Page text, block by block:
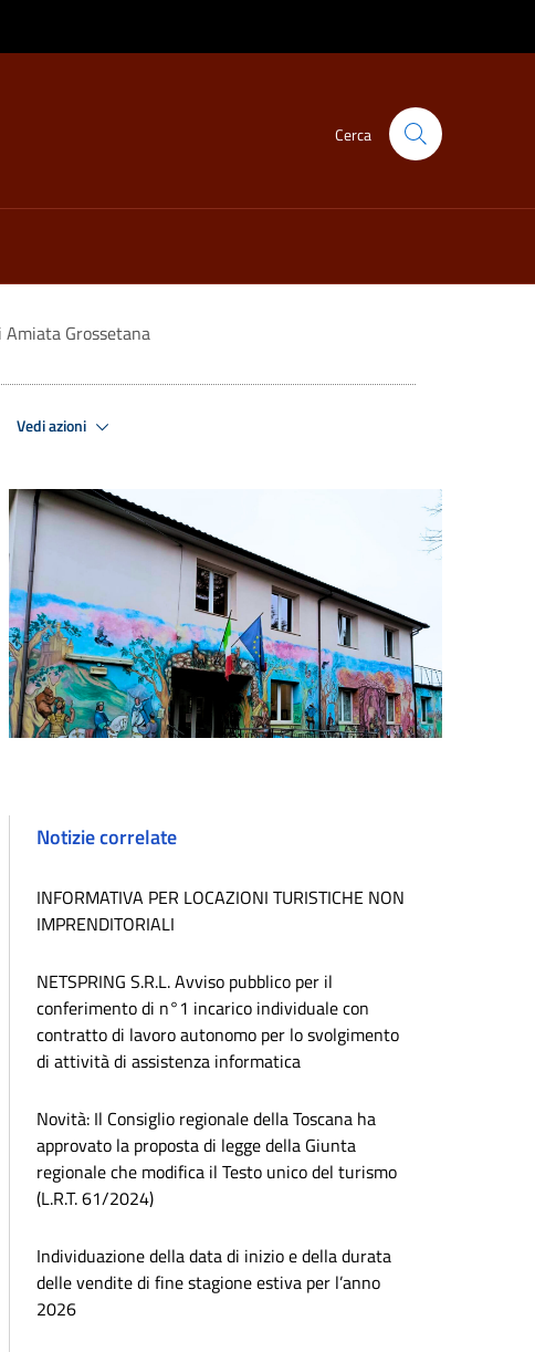
Cerca
Amiata Grossetana
Vedi azioni
Notizie correlate
INFORMATIVA PER LOCAZIONI TURISTICHE NON
IMPRENDITORIALI
NETSPRING S.R.L. Avviso pubblico per il
conferimento di n°1 incarico individuale con
contratto di lavoro autonomo per lo svolgimento
di attività di assistenza informatica
Novità: Il Consiglio regionale della Toscana ha
approvato la proposta di legge della Giunta
regionale che modifica il Testo unico del turismo
(L.R.T. 61/2024)
Individuazione della data di inizio e della durata
delle vendite di fine stagione estiva per l’anno
2026